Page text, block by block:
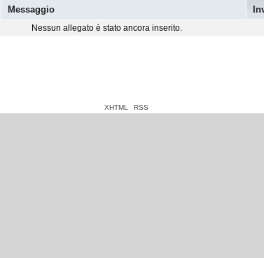
Messaggio
Nessun allegato è stato ancora inserito.
XHTML RSS